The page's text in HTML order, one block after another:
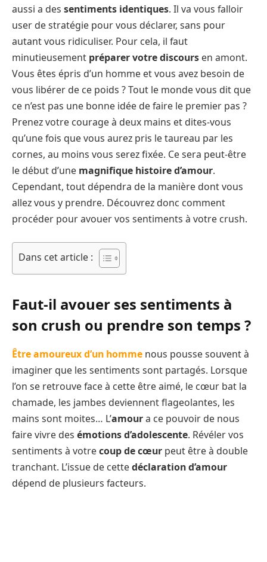
aussi a des sentiments identiques. Il va vous falloir
user de stratégie pour vous déclarer, sans pour
autant vous ridiculiser. Pour cela, il faut
minutieusement préparer votre discours en amont.
Vous êtes épris d’un homme et vous avez besoin de
vous libérer de ce poids ? Tout le monde vous dit que
ce n’est pas une bonne idée de faire le premier pas ?
Prenez votre courage à deux mains et dites-vous
qu’une fois que vous aurez pris le taureau par les
cornes, au moins vous serez fixée. Ce sera peut-être
le début d’une magnifique histoire d’amour.
Cependant, tout dépendra de la manière dont vous
allez vous y prendre. Découvrez donc comment
procéder pour avouer vos sentiments à votre crush.
Dans cet article :
Faut-il avouer ses sentiments à
son crush ou prendre son temps ?
Être amoureux d’un homme nous pousse souvent à
imaginer que les sentiments sont partagés. Lorsque
l’on se retrouve face à cette être aimé, le cœur bat la
chamade, les jambes deviennent flageolantes, les
mains sont moites… L’amoura ce pouvoir de nous
faire vivre des émotionsd’adolescente. Révéler vos
sentiments à votrecoup de cœur peut être à double
tranchant. L’issue de cettedéclaration d’amour
dépend de plusieurs facteurs.